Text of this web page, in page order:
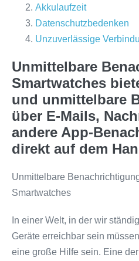
Akkulaufzeit
Datenschutzbedenken
Unzuverlässige
Unmittelbare
Smartwatches
und unmittelbare
über E-Mails,
andere App-
direkt auf dem
Unmittelbare
Smartwatches
In einer Welt, in der wir
Geräte erreichbar sein
eine große Hilfe sein. Eine